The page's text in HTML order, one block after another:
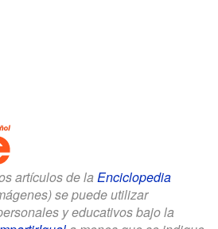
artículos de la Enciclopedia
se puede utilizar
y educativos bajo la